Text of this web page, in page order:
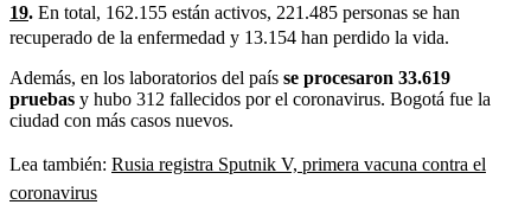
19. En total, 162.155 están activos, 221.485 personas se han
recuperado de la enfermedad y 13.154 han perdido la vida.
Además, en los laboratorios del país se procesaron 33.619
pruebas y hubo 312 fallecidos por el coronavirus. Bogotá fue la
ciudad con más casos nuevos.
Lea también: Rusia registra Sputnik V, primera vacuna contra el
coronavirus